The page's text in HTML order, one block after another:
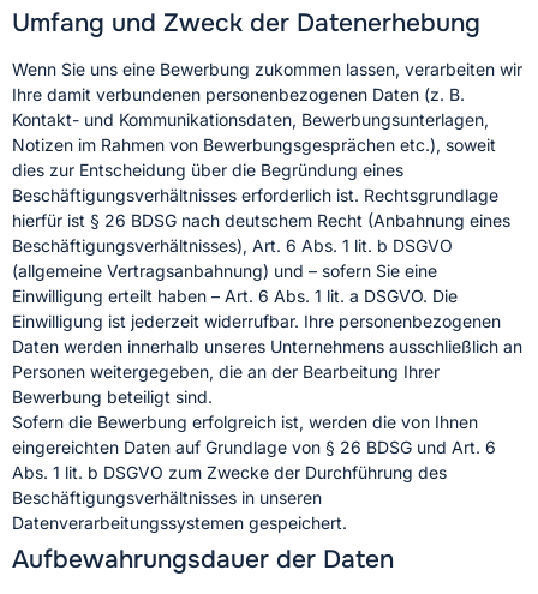
Umfang und Zweck der Datenerhebung
Wenn Sie uns eine Bewerbung zukommen lassen, verarbeiten wir
Ihre damit verbundenen personenbezogenen Daten (z. B.
Kontakt- und Kommunikationsdaten, Bewerbungsunterlagen,
Notizen im Rahmen von Bewerbungsgesprächen etc.), soweit
dies zur Entscheidung über die Begründung eines
Beschäftigungsverhältnisses erforderlich ist. Rechtsgrundlage
hierfür ist § 26 BDSG nach deutschem Recht (Anbahnung eines
Beschäftigungsverhältnisses), Art. 6 Abs. 1 lit. b DSGVO
(allgemeine Vertragsanbahnung) und – sofern Sie eine
Einwilligung erteilt haben – Art. 6 Abs. 1 lit. a DSGVO. Die
Einwilligung ist jederzeit widerrufbar. Ihre personenbezogenen
Daten werden innerhalb unseres Unternehmens ausschließlich an
Personen weitergegeben, die an der Bearbeitung Ihrer
Bewerbung beteiligt sind.
Sofern die Bewerbung erfolgreich ist, werden die von Ihnen
eingereichten Daten auf Grundlage von § 26 BDSG und Art. 6
Abs. 1 lit. b DSGVO zum Zwecke der Durchführung des
Beschäftigungsverhältnisses in unseren
Datenverarbeitungssystemen gespeichert.
Aufbewahrungsdauer der Daten